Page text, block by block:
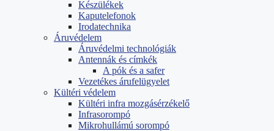
Készülékek
Kaputelefonok
Irodatechnika
Áruvédelem
Áruvédelmi technológiák
Antennák és címkék
A pók és a safer
Vezetékes árufelügyelet
Kültéri védelem
Kültéri infra mozgásérzékelő
Infrasorompó
Mikrohullámú sorompó